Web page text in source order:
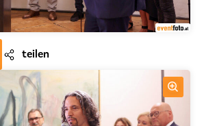
teilen